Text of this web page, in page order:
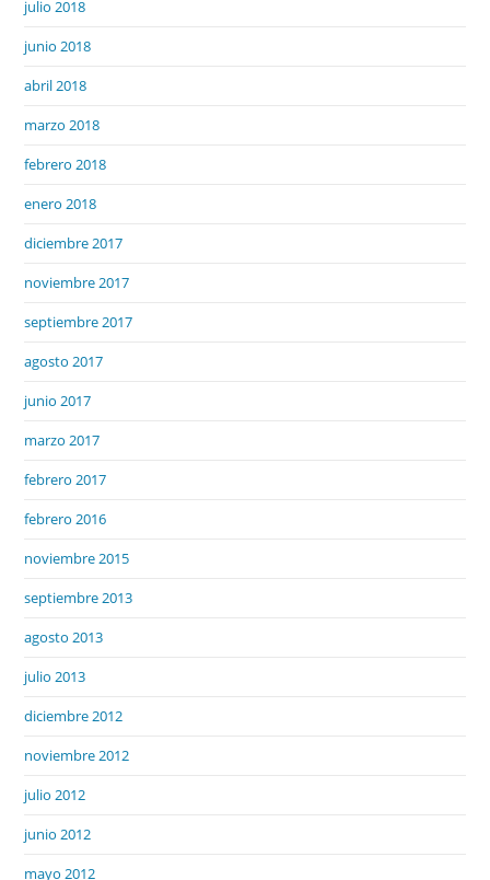
julio 2018
junio 2018
abril 2018
marzo 2018
febrero 2018
enero 2018
diciembre 2017
noviembre 2017
septiembre 2017
agosto 2017
junio 2017
marzo 2017
febrero 2017
febrero 2016
noviembre 2015
septiembre 2013
agosto 2013
julio 2013
diciembre 2012
noviembre 2012
julio 2012
junio 2012
mayo 2012